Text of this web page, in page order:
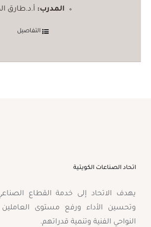
المدرب: أ.د.طارق
التفاصيل
اتحاد الصناعات الكويتية
يهدف الاتحاد إلى خدمة القطاع
وتحسين الأداء ورفع مستوى
النواحي الفنية وتنمية قدراتهم.